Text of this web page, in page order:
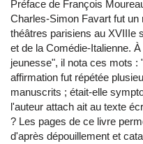
Préface de François
Charles-Simon Favart fut un
théâtres parisiens au XVIIIe
et de la Comédie-Italienne.
jeunesse", il nota ces mots :
affirmation fut répétée
manuscrits ; était-elle
l'auteur attach ait au texte
? Les pages de ce livre
d'après dépouillement et